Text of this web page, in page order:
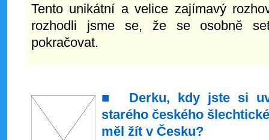
Tento unikátní a velice zajímavý
rozhodli jsme se, že se osobně
pokračovat.
■ Derku, kdy jste si
starého českého
měl žít v Česku?